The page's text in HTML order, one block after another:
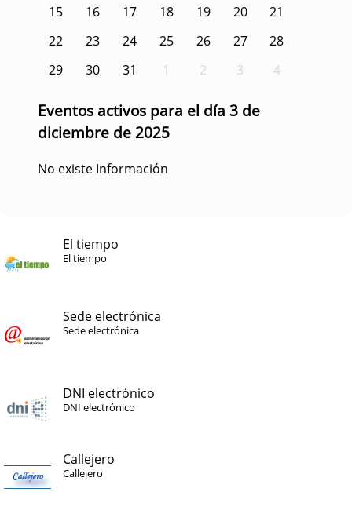
15
16 17 18 19 20
21
22
23 24 25 26 27
28
29
30 31 1 2 3 4
Eventos activos para el día 3 de
diciembre de 2025
No existe Información
El tiempo
El tiempo
Sede electrónica
Sede electrónica
DNI electrónico
DNI electrónico
Callejero
Callejero